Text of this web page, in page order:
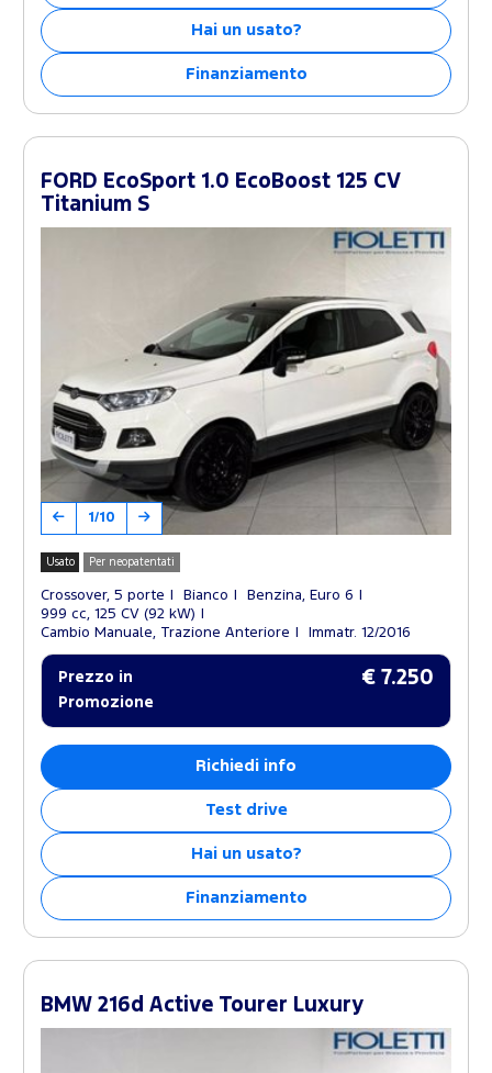
Hai un usato?
Finanziamento
FORD EcoSport 1.0 EcoBoost 125 CV
Titanium S
1/10
Usato Per neopatentati
Crossover, 5 porte Bianco
Benzina, Euro 6
999 cc, 125 CV (92 kW)
Cambio Manuale, Trazione Anteriore
Immatr. 12/2016
Prezzo in
Promozione
€ 7.250
Richiedi info
Test drive
Hai un usato?
Finanziamento
BMW 216d Active Tourer Luxury